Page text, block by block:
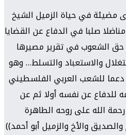
مضيئة في حياة الزميل الشيخ
صلبا في الدفاع عن القضايا
حق الشعوب في تقرير مصيرها
والاستعباد والتسلط… وهو
للشعب العربي الفلسطيني
للدفاع عن نفسه أولا ثم عن
الله على روحه الطاهرة
والأخ والزميل أبو أحمد))